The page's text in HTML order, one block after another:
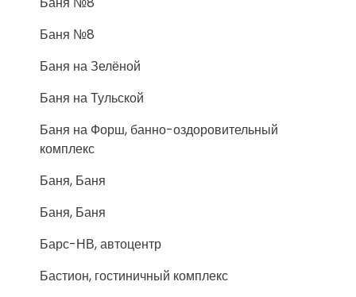
Баня №8
Баня на Зелёной
Баня на Тульской
Баня на Форш, банно-оздоровительный
комплекс
Баня, Баня
Баня, Баня
Барс-НВ, автоцентр
Бастион, гостиничный комплекс